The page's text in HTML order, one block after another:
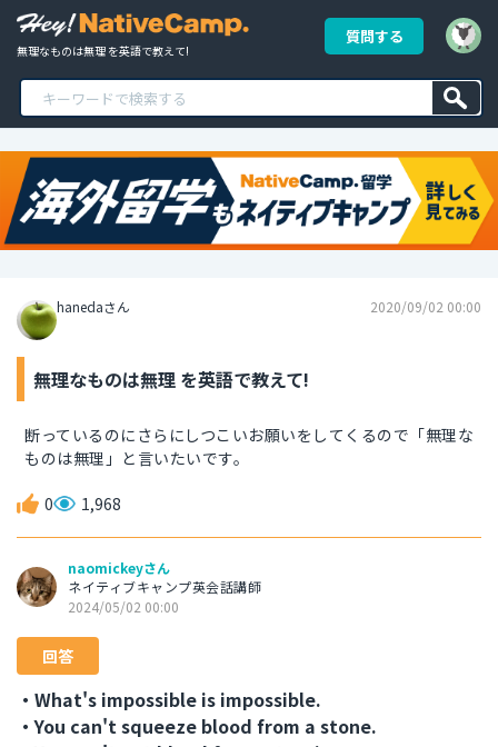
無理なものは無理 を英語で教えて!
質問する
hanedaさん 2020/09/02 00:00
無理なものは無理 を英語で教えて!
断っているのにさらにしつこいお願いをしてくるので「無理な
ものは無理」と言いたいです。
0 1,968
naomickeyさん
ネイティブキャンプ英会話講師
2024/05/02 00:00
回答
・What's impossible is impossible.
・You can't squeeze blood from a stone.